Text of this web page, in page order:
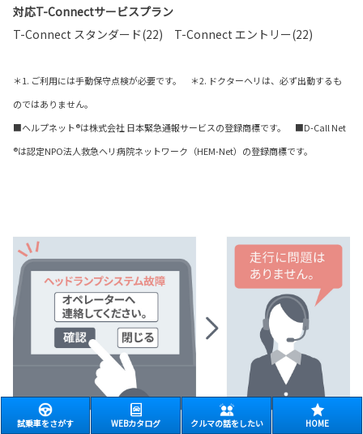
対応T-Connectサービスプラン
T-Connect スタンダード(22) T-Connect エントリー(22)
＊1. ご利用には手動保守点検が必要です。 ＊2. ドクターヘリは、必ず出動するも
のではありません。
■ヘルプネット®は株式会社 日本緊急通報サービスの登録商標です。 ■D-Call Net
®は認定NPO法人救急ヘリ病院ネットワーク（HEM-Net）の登録商標です。
試乗車をさがす WEBカタログ クルマの話をしたい HOME